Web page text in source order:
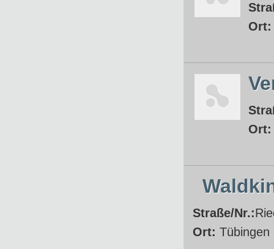
Straße/Nr.:
Ort: Tübingen